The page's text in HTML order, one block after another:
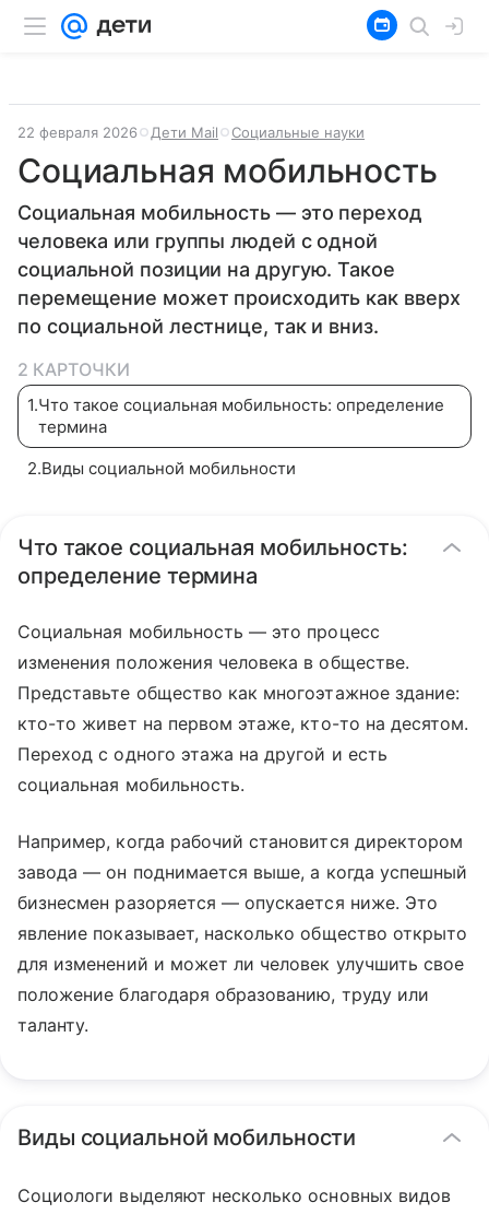
22 февраля 2026 Дети Mail Социальные науки
Социальная мобильность
Социальная мобильность — это переход
человека или группы людей с одной
социальной позиции на другую. Такое
перемещение может происходить как вверх
по социальной лестнице, так и вниз.
2 КАРТОЧКИ
1.Что такое социальная мобильность: определение
термина
2.Виды социальной мобильности
Что такое социальная мобильность:
определение термина
Социальная мобильность — это процесс
изменения положения человека в обществе.
Представьте общество как многоэтажное здание:
кто-то живет на первом этаже, кто-то на десятом.
Переход с одного этажа на другой и есть
социальная мобильность.
Например, когда рабочий становится директором
завода — он поднимается выше, а когда успешный
бизнесмен разоряется — опускается ниже. Это
явление показывает, насколько общество открыто
для изменений и может ли человек улучшить свое
положение благодаря образованию, труду или
таланту.
Виды социальной мобильности
Социологи выделяют несколько основных видов